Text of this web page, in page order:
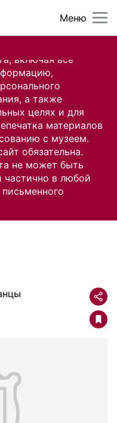
включая все
а также
целях и для
материалов
с музеем.
обязательна.
не может быть
частично в любой
Меню